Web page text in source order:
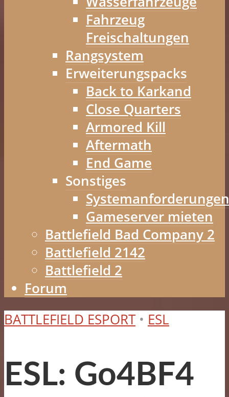
Fahrzeug
Freischaltungen
Rangsystem
Erweiterungspacks
Back to Karkand
Close Quarters
Armored Kill
Aftermath
End Game
Sonstiges
Systemanforderungen
Gameserver mieten
Battlefield Bad Company 2
Battlefield 2142
Battlefield 2
Forum
BATTLEFIELD ESPORT • ESL
ESL: Go4BF4